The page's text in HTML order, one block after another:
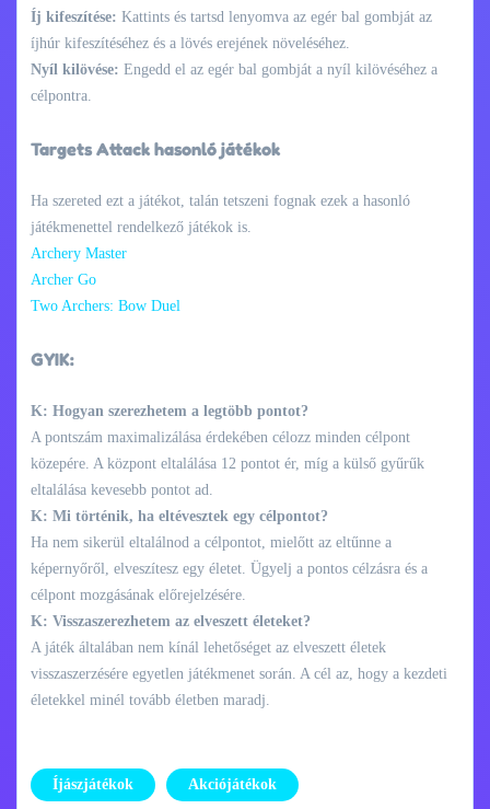
Íj kifeszítése: Kattints és tartsd lenyomva az egér bal gombját az
íjhúr kifeszítéséhez és a lövés erejének növeléséhez.
Nyíl kilövése: Engedd el az egér bal gombját a nyíl kilövéséhez a
célpontra.
Targets Attack hasonló játékok
Ha szereted ezt a játékot, talán tetszeni fognak ezek a hasonló
játékmenettel rendelkező játékok is.
Archery Master
Archer Go
Two Archers: Bow Duel
GYIK:
K: Hogyan szerezhetem a legtöbb pontot?
A pontszám maximalizálása érdekében célozz minden célpont
közepére. A központ eltalálása 12 pontot ér, míg a külső gyűrűk
eltalálása kevesebb pontot ad.
K: Mi történik, ha eltévesztek egy célpontot?
Ha nem sikerül eltalálnod a célpontot, mielőtt az eltűnne a
képernyőről, elveszítesz egy életet. Ügyelj a pontos célzásra és a
célpont mozgásának előrejelzésére.
K: Visszaszerezhetem az elveszett életeket?
A játék általában nem kínál lehetőséget az elveszett életek
visszaszerzésére egyetlen játékmenet során. A cél az, hogy a kezdeti
életekkel minél tovább életben maradj.
Íjászjátékok Akciójátékok